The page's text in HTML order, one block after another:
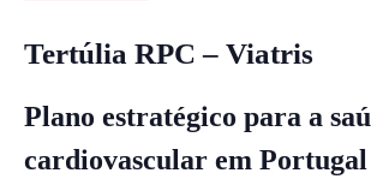
Tertúlia RPC – Viatris
Plano estratégico para a
cardiovascular em Portugal